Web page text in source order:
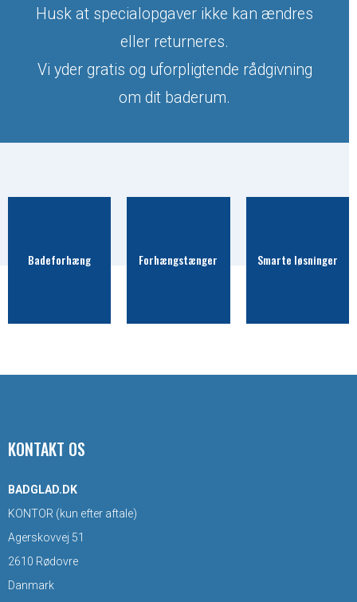
Husk at specialopgaver ikke kan ændres
eller returneres.
Vi yder gratis og uforpligtende rådgivning
om dit baderum.
Badeforhæng Forhængstænger Smarte løsninger
KONTAKT OS
BADGLAD.DK
KONTOR (kun efter aftale)
Agerskovvej 51
2610 Rødovre
Danmark